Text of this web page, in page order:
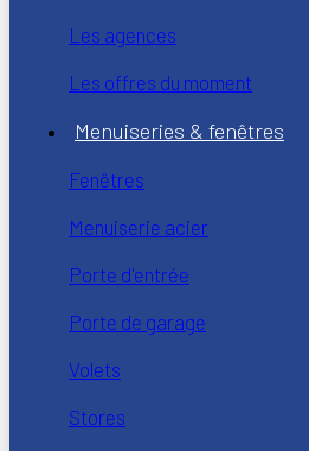
Les agences
Les offres du moment
Menuiseries & fenêtres
Fenêtres
Menuiserie acier
Porte d'entrée
Porte de garage
Volets
Stores